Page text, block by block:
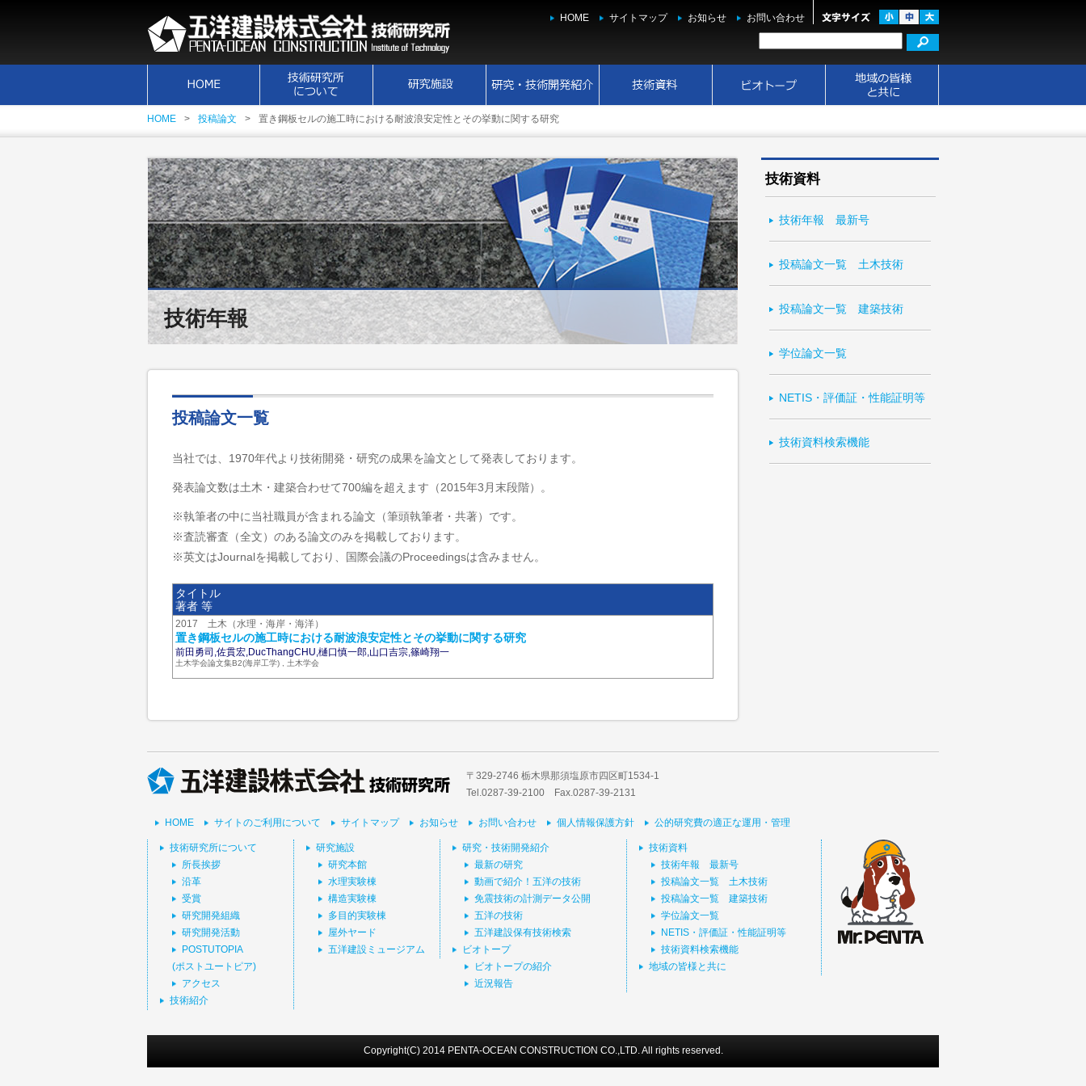
HOME サイトマップ お知らせ お問い合わせ
HOME 投稿論文 置き鋼板セルの施工時における耐波浪安定性とその挙動に関する研究
技術年報
投稿論文一覧
当社では、1970年代より技術開発・研究の成果を論文として発表しております。
発表論文数は土木・建築合わせて700編を超えます（2015年3月末段階）。
※執筆者の中に当社職員が含まれる論文（筆頭執筆者・共著）です。
※査読審査（全文）のある論文のみを掲載しております。
※英文はJournalを掲載しており、国際会議のProceedingsは含みません。
タイトル
著者 等
2017 土木（水理・海岸・海洋）
置き鋼板セルの施工時における耐波浪安定性とその挙動に関する研究
前田勇司,佐貫宏,DucThangCHU,樋口慎一郎,山口吉宗,篠崎翔一
土木学会論文集B2(海岸工学) , 土木学会
技術資料
技術年報 最新号
投稿論文一覧 土木技術
投稿論文一覧 建築技術
学位論文一覧
NETIS・評価証・性能証明等
技術資料検索機能
〒329-2746 栃木県那須塩原市四区町1534-1
Tel.0287-39‐2100 Fax.0287-39-2131
HOME サイトのご利用について サイトマップ お知らせ お問い合わせ 個人情報保護方針 公的研究費の適正な運用・管理
技術研究所について
所長挨拶
沿革
受賞
研究開発組織
研究開発活動
POSTUTOPIA
(ポストユートピア)
アクセス
技術紹介
研究施設
研究本館
水理実験棟
構造実験棟
多目的実験棟
屋外ヤード
五洋建設ミュージアム
研究・技術開発紹介
最新の研究
動画で紹介！五洋の技術
免震技術の計測データ公開
五洋の技術
五洋建設保有技術検索
ビオトープ
ビオトープの紹介
近況報告
技術資料
技術年報 最新号
投稿論文一覧 土木技術
投稿論文一覧 建築技術
学位論文一覧
NETIS・評価証・性能証明等
技術資料検索機能
地域の皆様と共に
Copyright(C) 2014 PENTA-OCEAN CONSTRUCTION CO.,LTD. All rights reserved.